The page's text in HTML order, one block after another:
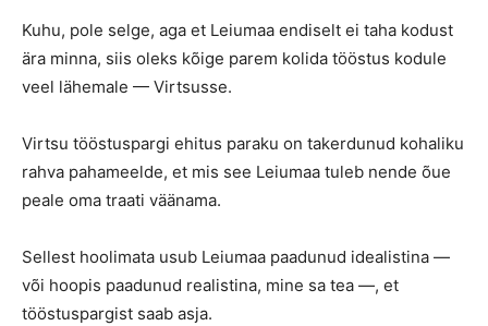
Kuhu, pole selge, aga et Leiumaa endiselt ei taha kodust
ära minna, siis oleks kõige parem kolida tööstus kodule
veel lähemale — Virtsusse.
Virtsu tööstuspargi ehitus paraku on takerdunud kohaliku
rahva pahameelde, et mis see Leiumaa tuleb nende õue
peale oma traati väänama.
Sellest hoolimata usub Leiumaa paadunud idealistina —
või hoopis paadunud realistina, mine sa tea —, et
tööstuspargist saab asja.